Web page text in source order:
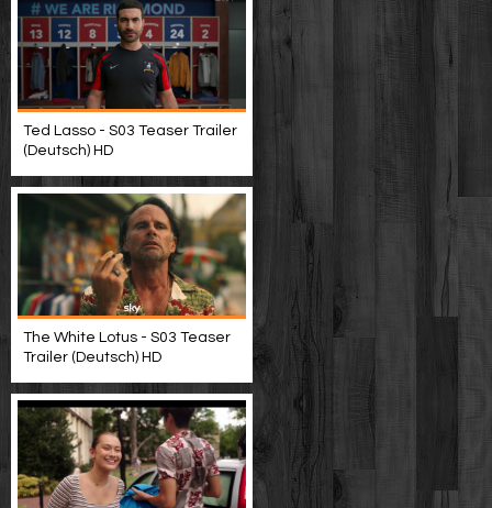
Ted Lasso - S03 Teaser Trailer
(Deutsch) HD
The White Lotus - S03 Teaser
Trailer (Deutsch) HD